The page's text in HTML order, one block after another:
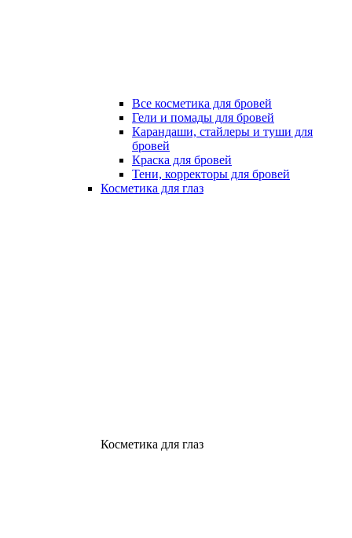
Все косметика для бровей
Гели и помады для бровей
Карандаши, стайлеры и туши для
бровей
Краска для бровей
Тени, корректоры для бровей
Косметика для глаз
Косметика для глаз